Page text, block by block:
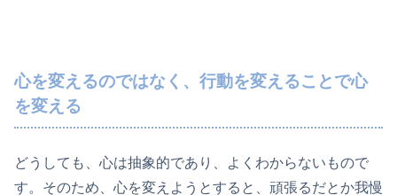
心を変えるのではなく、行動を変えることで心
を変える
どうしても、心は抽象的であり、よくわからないもので
す。そのため、心を変えようとすると、頑張るだとか我慢